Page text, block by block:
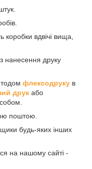
коробки вдвічі вища,
нанесення друку
флексодруку в
друк або
поштою.
будь-яких інших
на нашому сайті -